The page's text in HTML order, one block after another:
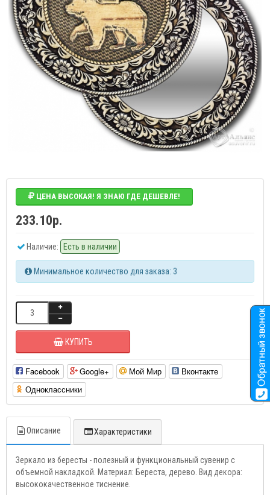
ЦЕНА ВЫСОКАЯ! Я ЗНАЮ ГДЕ ДЕШЕВЛЕ!
233.10р.
Наличие: Есть в наличии
Минимальное количество для заказа: 3
КУПИТЬ
Facebook Google+ Мой Мир
Вконтакте
Одноклассники
Описание Характеристики
Зеркало из бересты - полезный и функциональный сувенир с
объемной накладкой. Материал: Береста, дерево. Вид декора:
высококачественное тиснение.